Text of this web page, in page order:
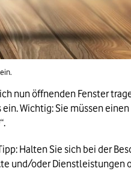
nun öffnenden Fenster
Wichtig: Sie müssen
Halten Sie sich bei der
und/oder Dienstleistungen